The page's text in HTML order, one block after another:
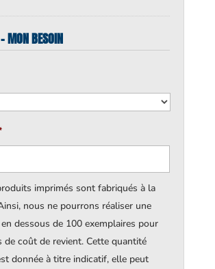
MON BESOIN
imprimés sont fabriqués à la
nous ne pourrons réaliser une
dessous de 100 exemplaires pour
de coût de revient. Cette quantité
donnée à titre indicatif, elle peut